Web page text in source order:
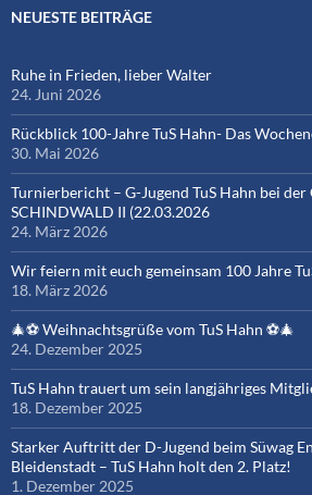
NEUESTE BEITRÄGE
Ruhe in Frieden, lieber Walter
24. Juni 2026
Rückblick 100-Jahre TuS Hahn- Das
30. Mai 2026
Turnierbericht – G-Jugend TuS Hahn bei der
SCHINDWALD II (22.03.2026
24. März 2026
Wir feiern mit euch gemeinsam 100 Jahre
18. März 2026
🎄⚽ Weihnachtsgrüße vom TuS Hahn ⚽🎄
24. Dezember 2025
TuS Hahn trauert um sein langjähriges
18. Dezember 2025
Starker Auftritt der D-Jugend beim Süwag
Bleidenstadt – TuS Hahn holt den 2. Platz!
1. Dezember 2025